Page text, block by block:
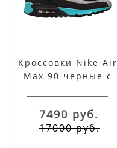
Кроссовки Nike Air
Max 90 черные с
7490 руб.
17000 руб.